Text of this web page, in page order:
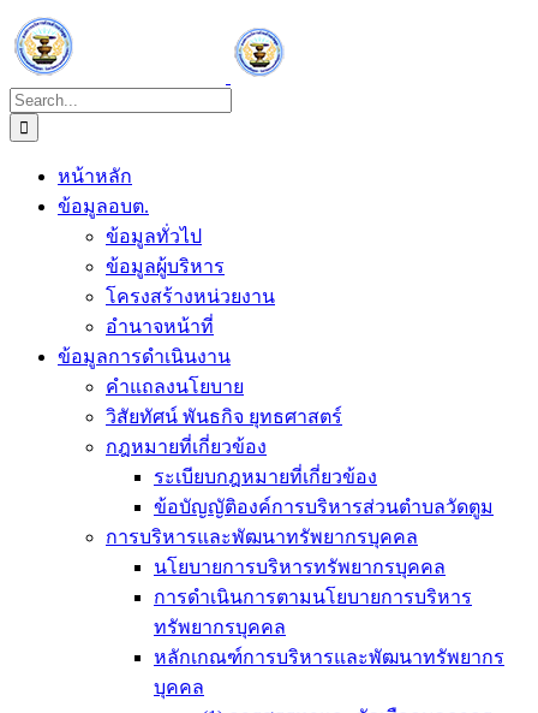
Skip
to
content
Search
for:
หน้าหลัก
ข้อมูลอบต.
ข้อมูลทั่วไป
ข้อมูลผู้บริหาร
โครงสร้างหน่วยงาน
อำนาจหน้าที่
ข้อมูลการดำเนินงาน
คำแถลงนโยบาย
วิสัยทัศน์ พันธกิจ ยุทธศาสตร์
กฎหมายที่เกี่ยวข้อง
ระเบียบกฎหมายที่เกี่ยวข้อง
ข้อบัญญัติองค์การบริหารส่วนตำบลวัดตูม
การบริหารและพัฒนาทรัพยากรบุคคล
นโยบายการบริหารทรัพยากรบุคคล
การดำเนินการตามนโยบายการบริหาร
ทรัพยากรบุคคล
หลักเกณฑ์การบริหารและพัฒนาทรัพยากร
บุคคล